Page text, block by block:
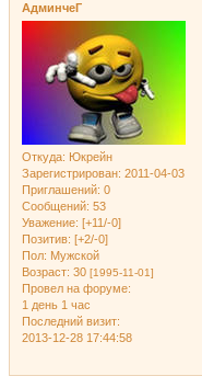
АдминчеГ
Откуда: Юкрейн
Зарегистрирован: 2011-04-03
Приглашений: 0
Сообщений: 53
Уважение: [+11/-0]
Позитив: [+2/-0]
Пол: Мужской
Возраст: 30 [1995-11-01]
Провел на форуме:
1 день 1 час
Последний визит:
2013-12-28 17:44:58